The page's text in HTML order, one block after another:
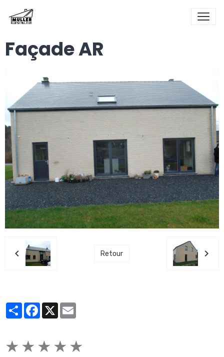
Façade AR
Retour
PartagerFacebook
X
★ ★ ★ ★ ★